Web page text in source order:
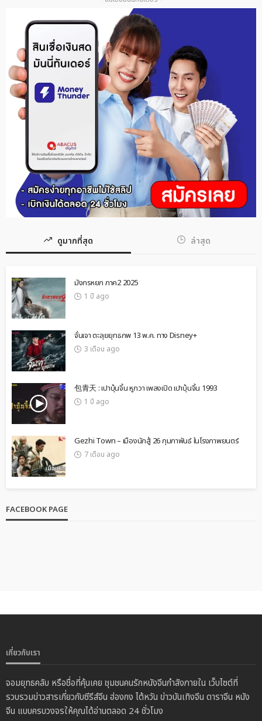
ดูมากที่สุด ล่าสุด
มังกรหยก ภาค2 2025
1 ปี ago
จั่นเจา ตะลุยยุทธภพ 13 พ.ค. ทาง Disney+
3 เดือน ago
包青天 : เปาบุ้นจิ้น หูกวา เพลงเปิด เปาบุ้นจิ้น 1993
1 ปี ago
Gezhi Town – เมืองนักสู้ 26 กุมภาพันธ์ ในโรงภาพยนตร์
7 เดือน ago
FACEBOOK PAGE
เกี่ยวกับเรา
จอมยุทธคลับ หรือชื่อที่คุ้นเคย ชุมชนคนรักหนังจีนกำลังภายใน เว็บไซต์ที่
รวบรวมข่าวสารเกี่ยวกับซีรีส์จีน ฮ่องกง ไต้หวัน ข่าวบันเทิงจีน ดาราจีน หนัง
จีน แบบครบวงจรให้คุณได้อ่านตลอด 24 ชั่วโมง